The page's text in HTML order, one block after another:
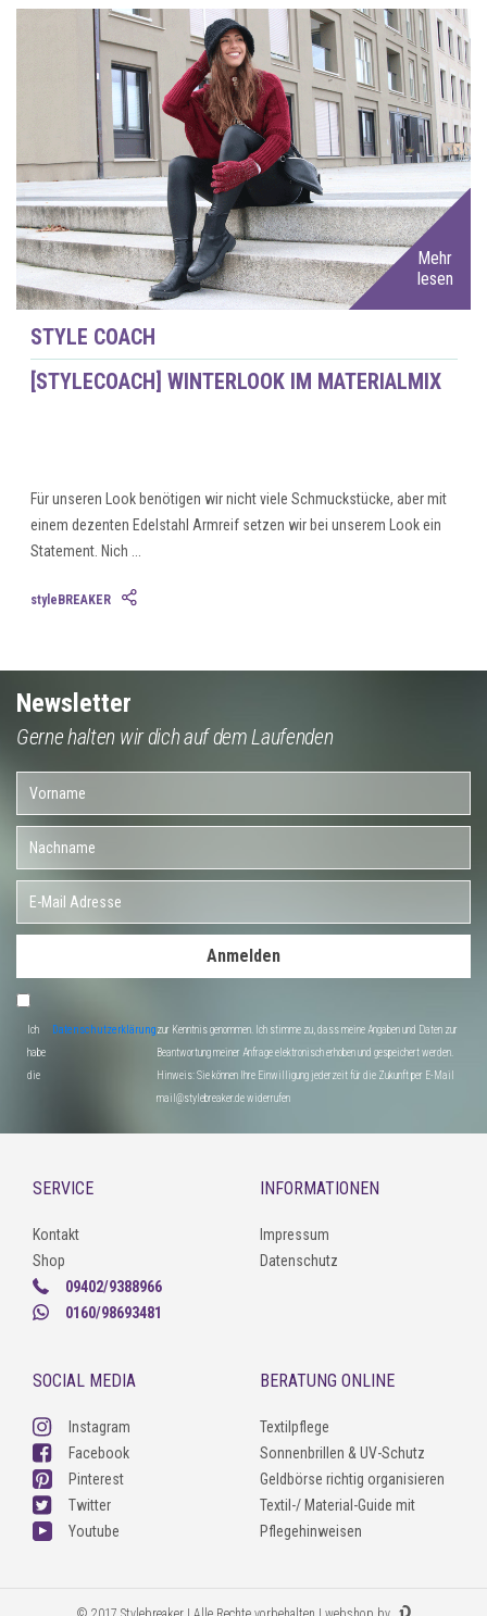
Mehr
lesen
STYLE COACH
[STYLECOACH] WINTERLOOK IM MATERIALMIX
Für unseren Look benötigen wir nicht viele Schmuckstücke, aber mit
einem dezenten Edelstahl Armreif setzen wir bei unserem Look ein
Statement. Nich ...
styleBREAKER
Newsletter
Gerne halten wir dich auf dem Laufenden
Anmelden
Ich
habe
die
Datenschutzerklärungzur Kenntnis genommen. Ich stimme zu, dass meine Angaben und Daten zur
Beantwortung meiner Anfrage elektronisch erhoben und gespeichert werden.
Hinweis: Sie können Ihre Einwilligung jederzeit für die Zukunft per E-Mail
mail@stylebreaker.de widerrufen
SERVICE
Kontakt
Shop
09402/9388966
0160/98693481
INFORMATIONEN
Impressum
Datenschutz
SOCIAL MEDIA
Instagram
Facebook
Pinterest
Twitter
Youtube
BERATUNG ONLINE
Textilpflege
Sonnenbrillen & UV-Schutz
Geldbörse richtig organisieren
Textil-/ Material-Guide mit
Pflegehinweisen